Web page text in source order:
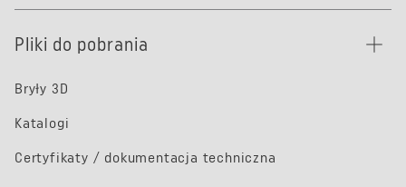
Pliki do pobrania
Bryły 3D
Katalogi
Certyfikaty / dokumentacja techniczna